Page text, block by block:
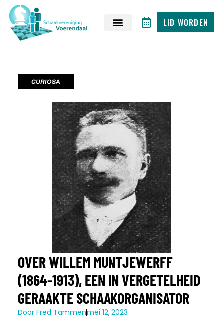
LID WORDEN
CURIOSA
OVER WILLEM MUNTJEWERFF
(1864-1913), EEN IN VERGETELHEID
GERAAKTE SCHAAKORGANISATOR
DoorFred Tammenmei 12, 2023